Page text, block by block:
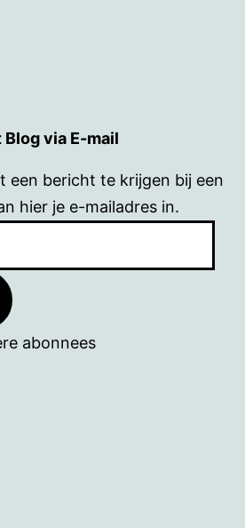
via E-mail
een bericht te krijgen bij een
hier je e-mailadres in.
abonnees